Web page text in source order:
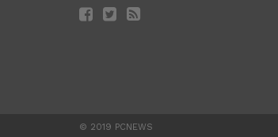
© 2019 PCNEWS